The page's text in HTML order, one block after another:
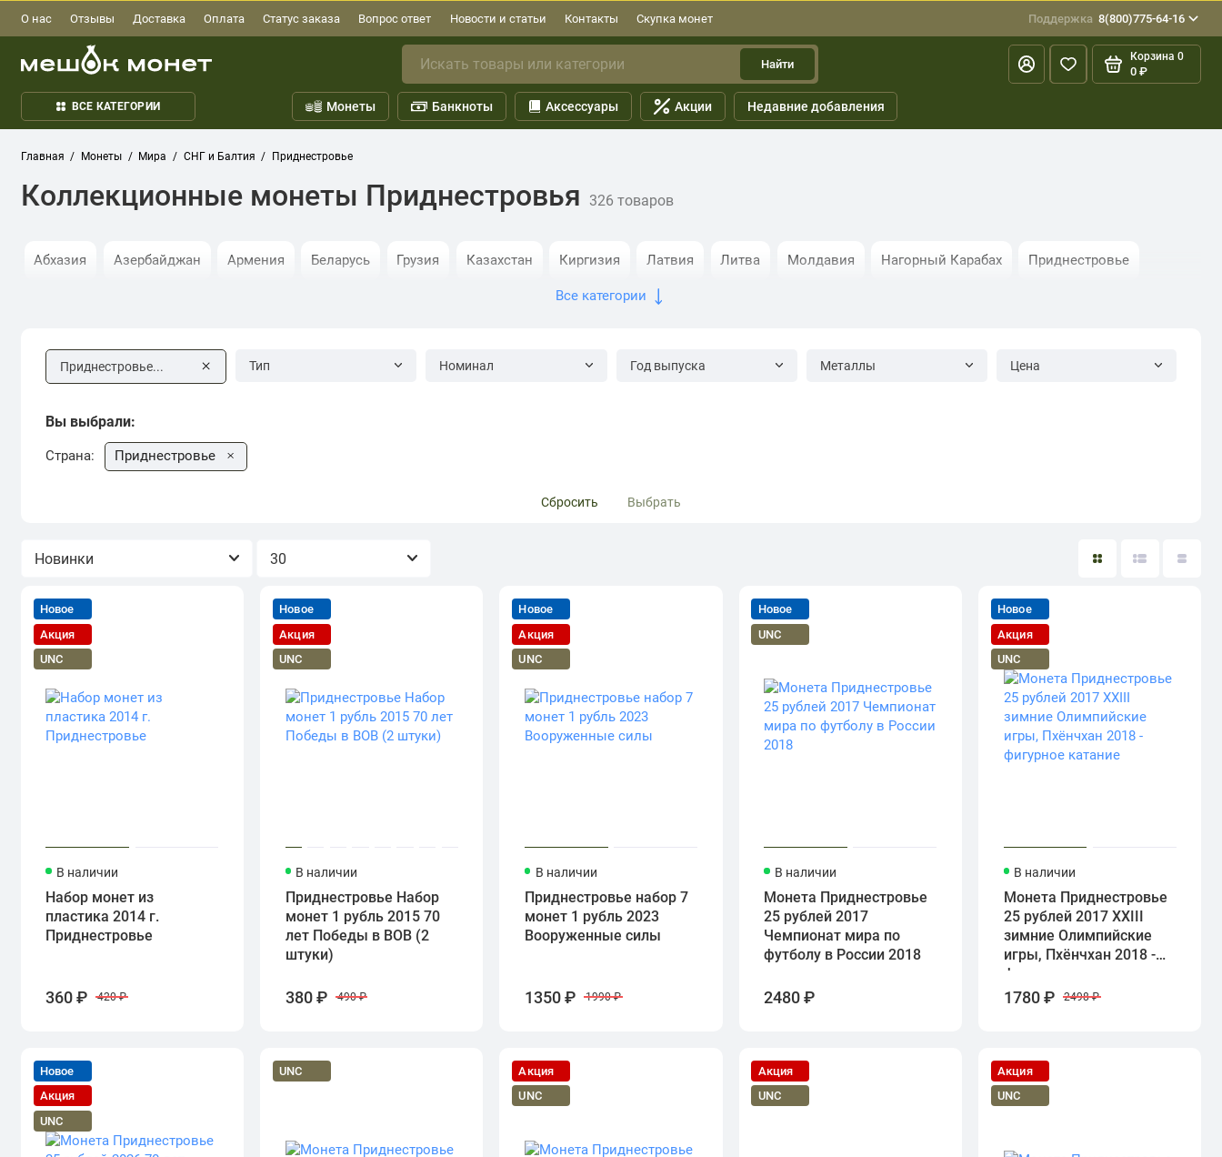
О нас Отзывы Доставка Оплата Статус заказа Вопрос ответ Новости и статьи Контакты Скупка монет Поддержка 8(800)775-64-16
Найти
Корзина 0
0 ₽
ВСЕ КАТЕГОРИИ Монеты Банкноты Аксессуары Акции Недавние добавления
Главная Монеты Мира СНГ и Балтия Приднестровье
Коллекционные монеты Приднестровья 326 товаров
Абхазия Азербайджан Армения Беларусь Грузия Казахстан Киргизия Латвия Литва Молдавия Нагорный Карабах Приднестровье
Все категории
Приднестровье... Тип Номинал Год выпуска Металлы Цена
Вы выбрали:
Страна: Приднестровье
Сбросить Выбрать
Новое
Акция
UNC
В наличии
Набор монет из
пластика 2014 г.
Приднестровье
360 ₽ 420 ₽
Новое
Акция
UNC
В наличии
Приднестровье Набор
монет 1 рубль 2015 70
лет Победы в ВОВ (2
штуки)
380 ₽ 490 ₽
Новое
Акция
UNC
В наличии
Приднестровье набор 7
монет 1 рубль 2023
Вооруженные силы
1350 ₽ 1990 ₽
Новое
UNC
В наличии
Монета Приднестровье
25 рублей 2017
Чемпионат мира по
футболу в России 2018
2480 ₽
Новое
Акция
UNC
В наличии
Монета Приднестровье
25 рублей 2017 XXIII
зимние Олимпийские
игры, Пхёнчхан 2018 -
фигурное катание
1780 ₽ 2498 ₽
Новое
Акция
UNC
UNC
Акция
UNC
Акция
UNC
Акция
UNC